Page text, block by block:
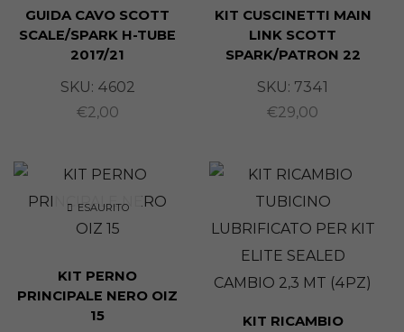
GUIDA CAVO SCOTT
SCALE/SPARK H-TUBE
2017/21
SKU: 4602
€2,00
KIT CUSCINETTI MAIN
LINK SCOTT
SPARK/PATRON 22
SKU: 7341
€29,00
ESAURITO
KIT PERNO
PRINCIPALE NERO OIZ
15
KIT RICAMBIO